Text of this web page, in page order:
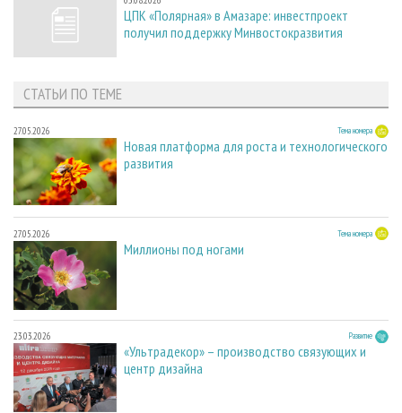
ЦПК «Полярная» в Амазаре: инвестпроект
получил поддержку Минвостокразвития
СТАТЬИ ПО ТЕМЕ
27.05.2026 Тема номера
Новая платформа для роста и технологического
развития
27.05.2026 Тема номера
Миллионы под ногами
23.03.2026 Развитие
«Ультрадекор» – производство связующих и
центр дизайна